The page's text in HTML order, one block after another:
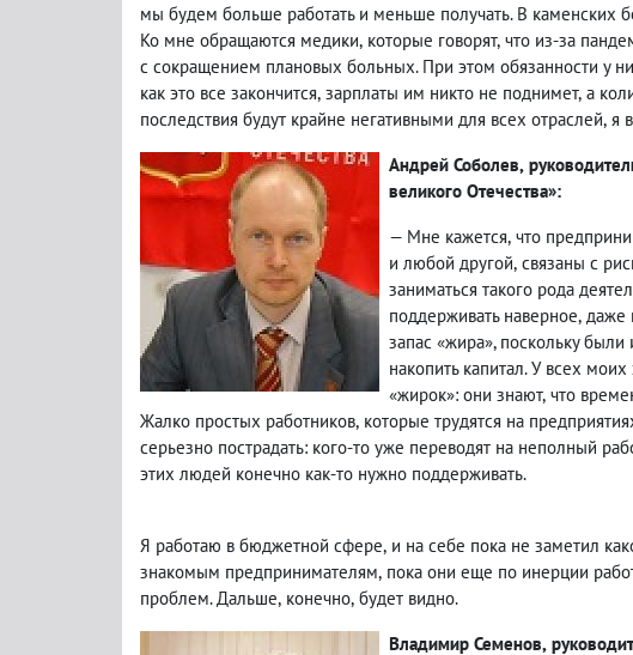
мы будем больше работать и меньше получать. В каменских
Ко мне обращаются медики, которые говорят, что из-за
с сокращением плановых больных. При этом обязанности у
как это все закончится, зарплаты им никто не поднимет, а
последствия будут крайне негативными для всех отраслей, я
Андрей Соболев,
великого Отечества»:
— Мне кажется, что
и любой другой, связаны с
заниматься такого рода
поддерживать наверное, даже
запас «жира», поскольку
накопить капитал. У всех
«жирок»: они знают, что
Жалко простых работников, которые трудятся на
серьезно пострадать: кого-то уже переводят на неполный
этих людей конечно как-то нужно поддерживать.
Я работаю в бюджетной сфере, и на себе пока не заметил
знакомым предпринимателям, пока они еще по инерции
проблем. Дальше, конечно, будет видно.
Владимир Семенов,